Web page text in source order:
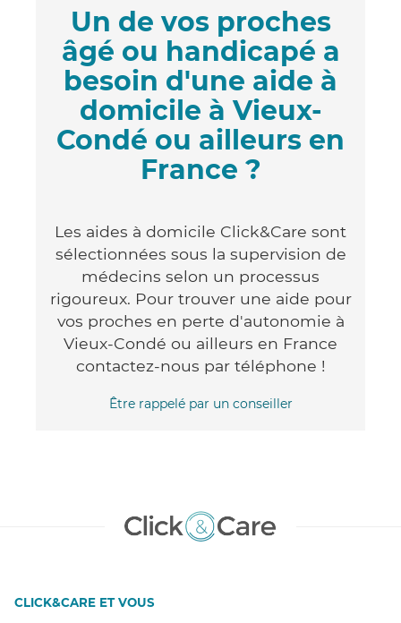
Un de vos proches
âgé ou handicapé a
besoin d'une aide à
domicile à Vieux-
Condé ou ailleurs en
France ?
Les aides à domicile Click&Care sont
sélectionnées sous la supervision de
médecins selon un processus
rigoureux. Pour trouver une aide pour
vos proches en perte d'autonomie à
Vieux-Condé ou ailleurs en France
contactez-nous par téléphone !
Être rappelé par un conseiller
CLICK&CARE ET VOUS